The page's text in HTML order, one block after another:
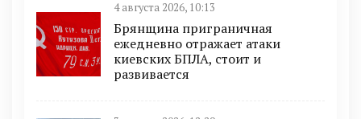
4 августа 2026, 10:13
Брянщина приграничная
ежедневно отражает атаки
киевских БПЛА, стоит и
развивается